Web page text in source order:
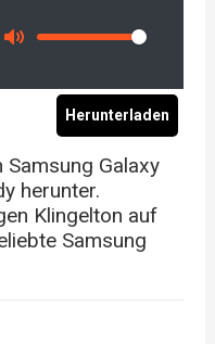
Volume
Herunterladen
Samsung Galaxy
herunter.
Klingelton auf
Samsung